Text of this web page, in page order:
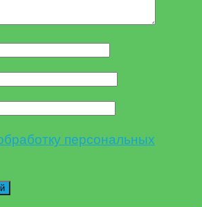
персональных